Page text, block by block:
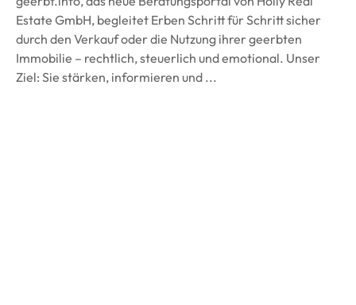
Estate GmbH, begleitet Erben Schritt für Schritt sicher
durch den Verkauf oder die Nutzung ihrer geerbten
Immobilie – rechtlich, steuerlich und emotional. Unser
Ziel: Sie stärken, informieren und ...